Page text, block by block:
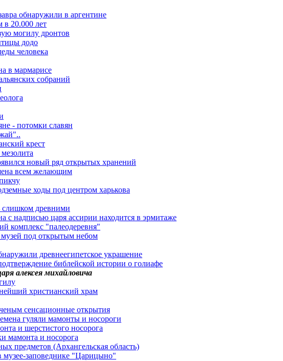
обнаружили в аргентине
в 20.000 лет
могилу дронтов
додо
человека
в мармарисе
собраний
- потомки славян
крест
новый ряд открытых хранений
всем желающим
ходы под центром харькова
слишком древними
с надписью царя ассирии находится в эрмитаже
комплекс "палеодеревня"
музей под открытым небом
древнеегипетское украшение
библейской истории о голиафе
алексея михайловича
христианский храм
сенсационные открытия
гуляли мамонты и носороги
и шерстистого носорога
мамонта и носорога
предметов (Архангельская область)
заповеднике "Царицыно"